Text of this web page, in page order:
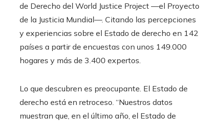
de Derecho del World Justice Project —el Proyecto
de la Justicia Mundial—. Citando las percepciones
y experiencias sobre el Estado de derecho en 142
países a partir de encuestas con unos 149.000
hogares y más de 3.400 expertos.
Lo que descubren es preocupante. El Estado de
derecho está en retroceso. “Nuestros datos
muestran que, en el último año, el Estado de